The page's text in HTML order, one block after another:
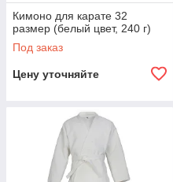
Кимоно для карате 32
размер (белый цвет, 240 г)
Под заказ
Цену уточняйте